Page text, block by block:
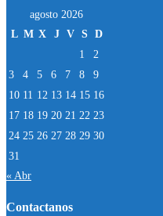
agosto 2026
L M X J V S D
1
2
3
4 5 6 7 8
9
10 11 12 13 14 15 16
17 18 19 20 21 22 23
24 25 26 27 28 29 30
31
« Abr
Contactanos